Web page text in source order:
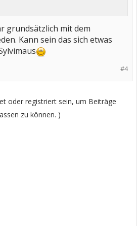
grundsätzlich mit dem
Kann sein das sich etwas
#4
oder registriert sein, um Beiträge
zu können. )